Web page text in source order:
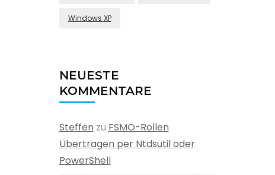
Windows XP
NEUESTE
KOMMENTARE
Steffen zu FSMO-Rollen
Übertragen per Ntdsutil oder
PowerShell